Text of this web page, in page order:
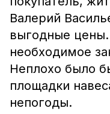
Валерий
выгодные
необходимое
Неплохо было
площадки
непогоды.